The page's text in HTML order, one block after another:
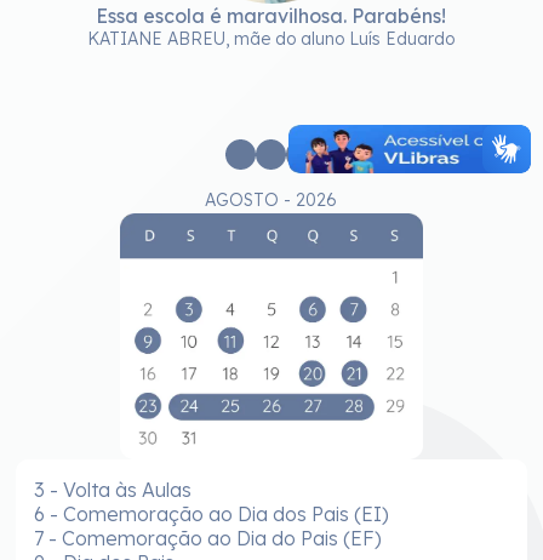
Essa escola é maravilhosa. Parabéns!
KATIANE ABREU, mãe do aluno Luís Eduardo
AGOSTO - 2026
3 - Volta às Aulas
6 - Comemoração ao Dia dos Pais (EI)
7 - Comemoração ao Dia do Pais (EF)